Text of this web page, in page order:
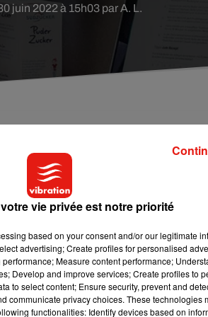
juin 2022 à 15h03 par A. L.
trompée et a sélectionné
en a alors profité pour pointer du
faire exprès au moment de choisir ses
à cette formationune lettre de
un média local.
vie privée est notre priorité
based on your consent and/or our legitimate
advertising; Create profiles for personalised
Measure content performance;
Develop and improve services; Create profiles to
to select content; Ensure security, prevent and
communicate privacy choices. These technologies
functionalities: Identify devices based on